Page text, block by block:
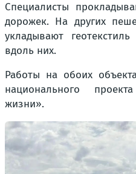
Специалисты
дорожек. На других
укладывают
вдоль них.
Работы на обоих
национального
жизни».